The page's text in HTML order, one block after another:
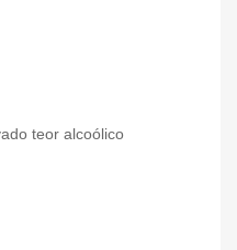
teor alcoólico